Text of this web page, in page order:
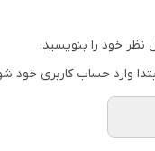
نظر خود را بنویسید.
وارد حساب کاربری خود